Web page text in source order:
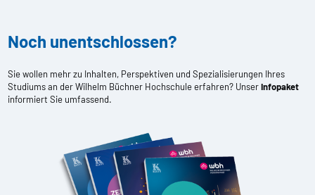
Noch unentschlossen?
Sie wollen mehr zu Inhalten, Perspektiven und Spezialisierungen Ihres
Studiums an der Wilhelm Büchner Hochschule erfahren? UnserInfopaket
informiert Sie umfassend.